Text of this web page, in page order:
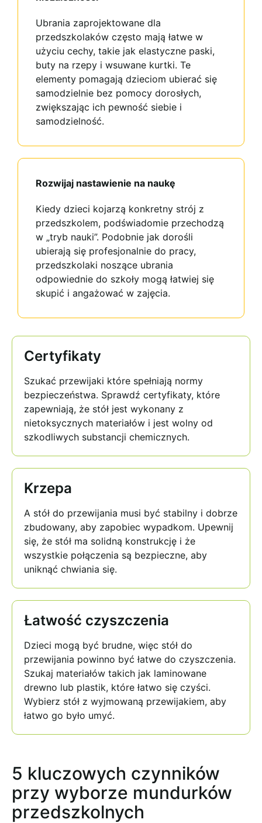
Ubrania zaprojektowane dla
przedszkolaków często mają łatwe w
użyciu cechy, takie jak elastyczne paski,
buty na rzepy i wsuwane kurtki. Te
elementy pomagają dzieciom ubierać się
samodzielnie bez pomocy dorosłych,
zwiększając ich pewność siebie i
samodzielność.
Rozwijaj nastawienie na naukę
Kiedy dzieci kojarzą konkretny strój z
przedszkolem, podświadomie przechodzą
w „tryb nauki”. Podobnie jak dorośli
ubierają się profesjonalnie do pracy,
przedszkolaki noszące ubrania
odpowiednie do szkoły mogą łatwiej się
skupić i angażować w zajęcia.
Certyfikaty
Szukać przewijaki które spełniają normy
bezpieczeństwa. Sprawdź certyfikaty, które
zapewniają, że stół jest wykonany z
nietoksycznych materiałów i jest wolny od
szkodliwych substancji chemicznych.
Krzepa
A stół do przewijania musi być stabilny i dobrze
zbudowany, aby zapobiec wypadkom. Upewnij
się, że stół ma solidną konstrukcję i że
wszystkie połączenia są bezpieczne, aby
uniknąć chwiania się.
Łatwość czyszczenia
Dzieci mogą być brudne, więc stół do
przewijania powinno być łatwe do czyszczenia.
Szukaj materiałów takich jak laminowane
drewno lub plastik, które łatwo się czyści.
Wybierz stół z wyjmowaną przewijakiem, aby
łatwo go było umyć.
5 kluczowych czynników
przy wyborze mundurków
przedszkolnych